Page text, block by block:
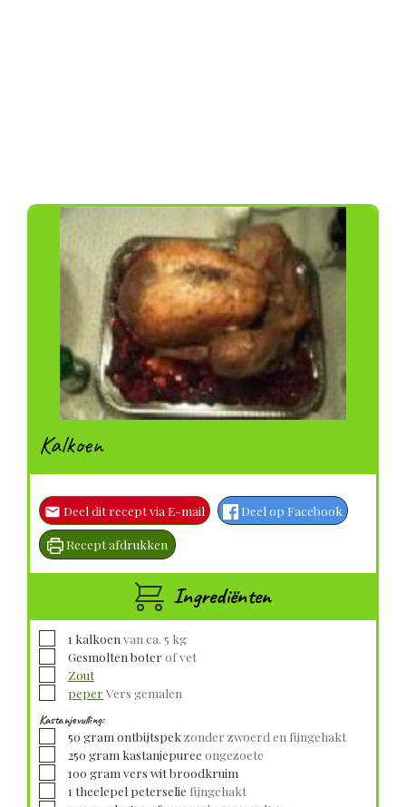
Kalkoen
Deel dit recept via E-mail Deel op Facebook
Recept afdrukken
Ingrediënten
▢1 kalkoen van ca. 5 kg
▢
Gesmolten boter of vet
▢
Zout
▢
peperVers gemalen
Kastanjevulling:
▢
50 gram ontbijtspek zonder zwoerd en fijngehakt
▢
250 gram kastanjepuree ongezoete
▢
100 gram vers wit broodkruim
▢1 theelepel peterselie fijngehakt